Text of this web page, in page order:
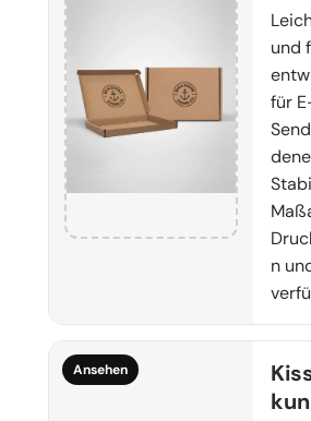
und
für
n
Ansehen